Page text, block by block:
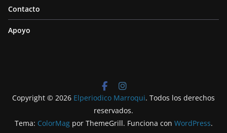
Contacto
Apoyo
Copyright © 2026 Elperiodico Marroqui. Todos los derechos
reservados.
Tema: ColorMagpor ThemeGrill. Funciona con WordPress.